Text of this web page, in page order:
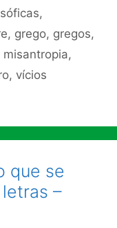
,
, grego, gregos,
misantropia,
, vícios
que se
–